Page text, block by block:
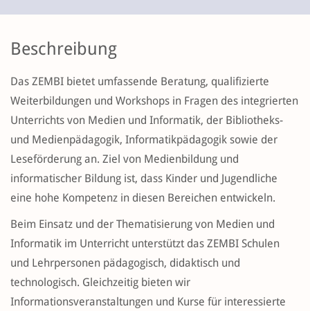
Beschreibung
Das ZEMBI bietet umfassende Beratung, qualifizierte
Weiterbildungen und Workshops in Fragen des integrierten
Unterrichts von Medien und Informatik, der Bibliotheks-
und Medienpädagogik, Informatikpädagogik sowie der
Leseförderung an. Ziel von Medienbildung und
informatischer Bildung ist, dass Kinder und Jugendliche
eine hohe Kompetenz in diesen Bereichen entwickeln.
Beim Einsatz und der Thematisierung von Medien und
Informatik im Unterricht unterstützt das ZEMBI Schulen
und Lehrpersonen pädagogisch, didaktisch und
technologisch. Gleichzeitig bieten wir
Informationsveranstaltungen und Kurse für interessierte